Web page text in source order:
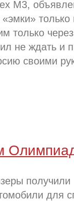
M3,
только
только
не ждать и
своими
получили
для